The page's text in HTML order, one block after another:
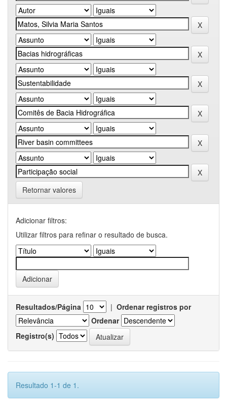
Retornar valores
Adicionar filtros:
Utilizar filtros para refinar o resultado de busca.
Resultados/Página | Ordenar registros por
Ordenar
Registro(s)
Resultado 1-1 de 1.